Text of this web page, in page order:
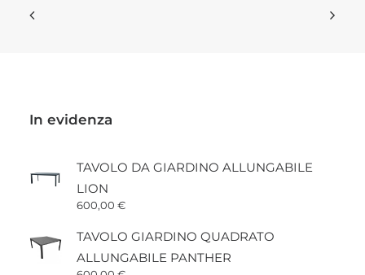
In evidenza
TAVOLO DA GIARDINO ALLUNGABILE
LION
600,00 €
TAVOLO GIARDINO QUADRATO
ALLUNGABILE PANTHER